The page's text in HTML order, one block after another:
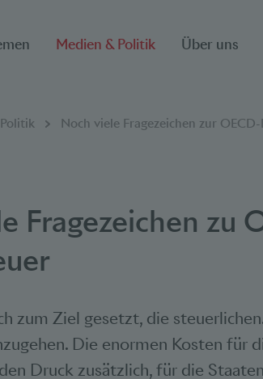
Medien & Politik Über uns
Noch viele Fragezeichen zur
Fragezeichen zu
zum Ziel gesetzt, die
Die enormen Kosten für
Druck zusätzlich, für die